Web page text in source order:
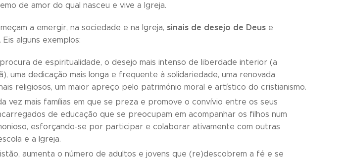
de amor do qual nasceu e vive a Igreja.
a emergir, na sociedade e na Igreja, sinais de desejo de Deus e
alguns exemplos:
de espiritualidade, o desejo mais intenso de liberdade interior (a
uma dedicação mais longa e frequente à solidariedade, uma renovada
religiosos, um maior apreço pelo património moral e artístico do cristianismo.
vez mais famílias em que se preza e promove o convívio entre os seus
de educação que se preocupam em acompanhar os filhos num
esforçando-se por participar e colaborar ativamente com outras
e a Igreja.
aumenta o número de adultos e jovens que (re)descobrem a fé e se